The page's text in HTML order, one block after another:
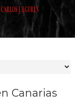
Canarias